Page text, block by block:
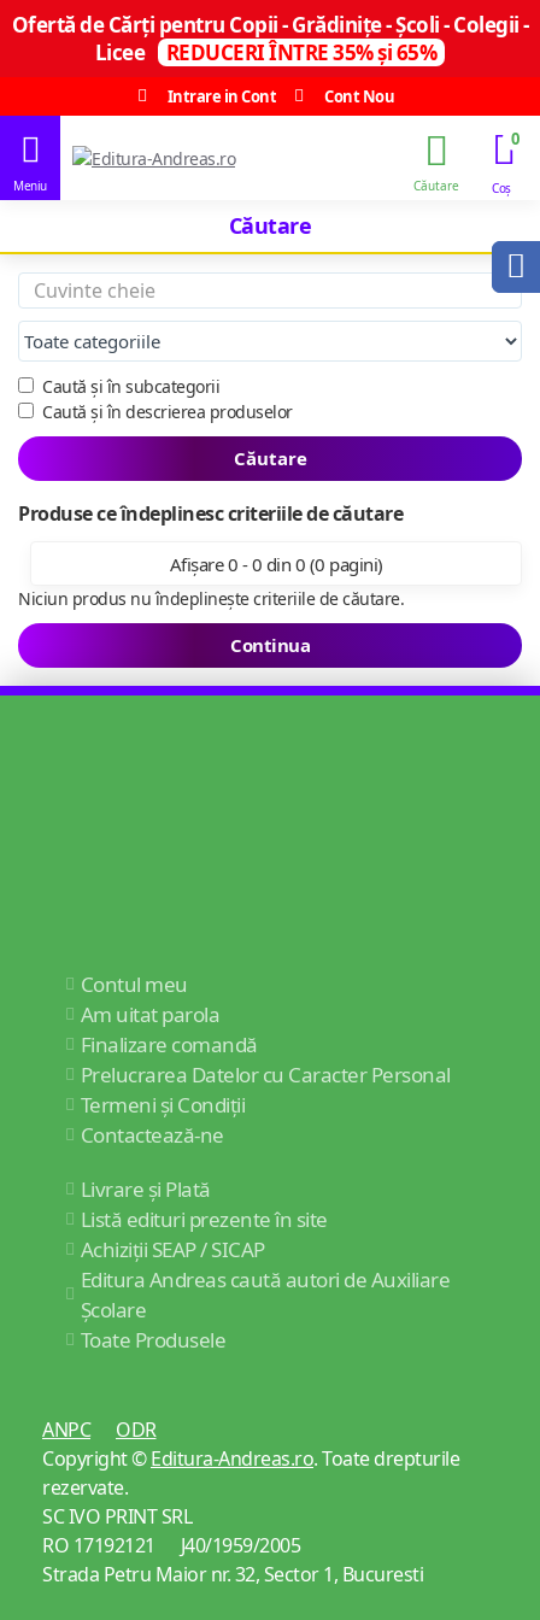
Ofertă de Cărți pentru Copii - Grădinițe - Școli - Colegii -
Licee
REDUCERI ÎNTRE 35% și 65%
Intrare in Cont
Cont Nou
0
Căutare
Caută și în subcategorii
Caută și în descrierea produselor
Căutare
Produse ce îndeplinesc criteriile de căutare
Afișare 0 - 0 din 0 (0 pagini)
Niciun produs nu îndeplinește criteriile de căutare.
Continua
Contul meu
Am uitat parola
Finalizare comandă
Prelucrarea Datelor cu Caracter Personal
Termeni și Condiții
Contactează-ne
Livrare și Plată
Listă edituri prezente în site
Achiziții SEAP / SICAP
Editura Andreas caută autori de Auxiliare
Școlare
Toate Produsele
ANPC
ODR
Copyright ©Editura-Andreas.ro. Toate drepturile
rezervate.
SC IVO PRINT SRL
RO 17192121 J40/1959/2005
Strada Petru Maior nr. 32, Sector 1, Bucuresti